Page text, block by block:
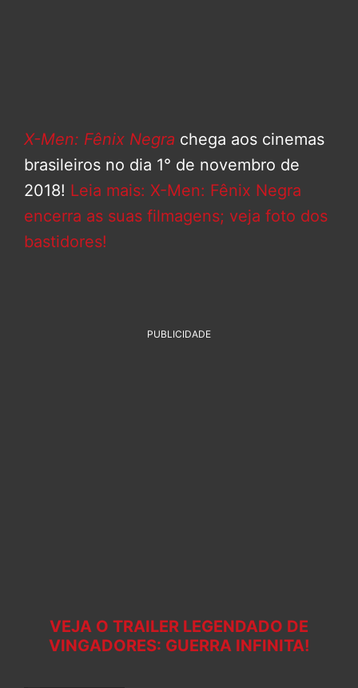
X-Men: Fênix Negra chega aos cinemas
brasileiros no dia 1° de novembro de
2018! Leia mais: X-Men: Fênix Negra
encerra as suas filmagens; veja foto dos
bastidores!
PUBLICIDADE
VEJA O TRAILER LEGENDADO DE
VINGADORES: GUERRA INFINITA!